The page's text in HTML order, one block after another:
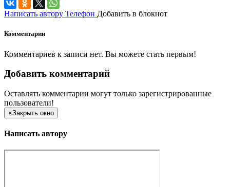
Написать автору Телефон Добавить в блокнот
Комментарии
Комментариев к записи нет. Вы можете стать первым!
Добавить комментарий
Оставлять комментарии могут только зарегистрированные
пользователи!
×Закрыть окно
Написать автору